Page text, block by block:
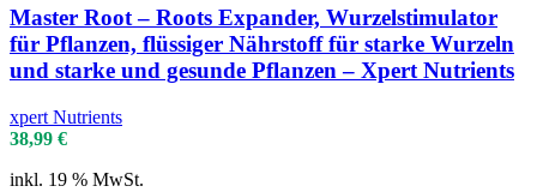
Master Root – Roots Expander, Wurzelstimulator
für Pflanzen, flüssiger Nährstoff für starke Wurzeln
und starke und gesunde Pflanzen – Xpert Nutrients
xpert Nutrients
38,99 €
inkl. 19 % MwSt.